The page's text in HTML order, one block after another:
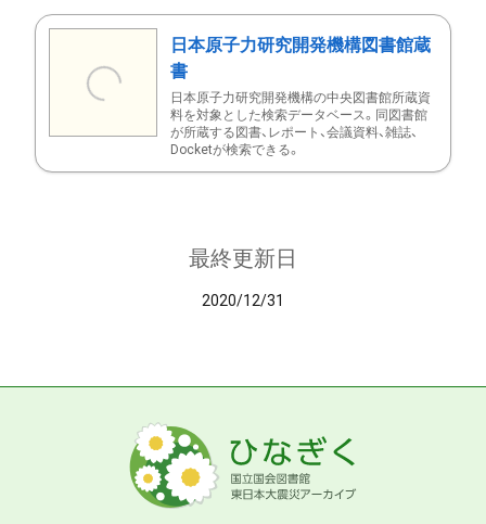
日本原子力研究開発機構図書館蔵
書
日本原子力研究開発機構の中央図書館所蔵資
料を対象とした検索データベース。同図書館
が所蔵する図書、レポート、会議資料、雑誌、
Docketが検索できる。
最終更新日
2020/12/31